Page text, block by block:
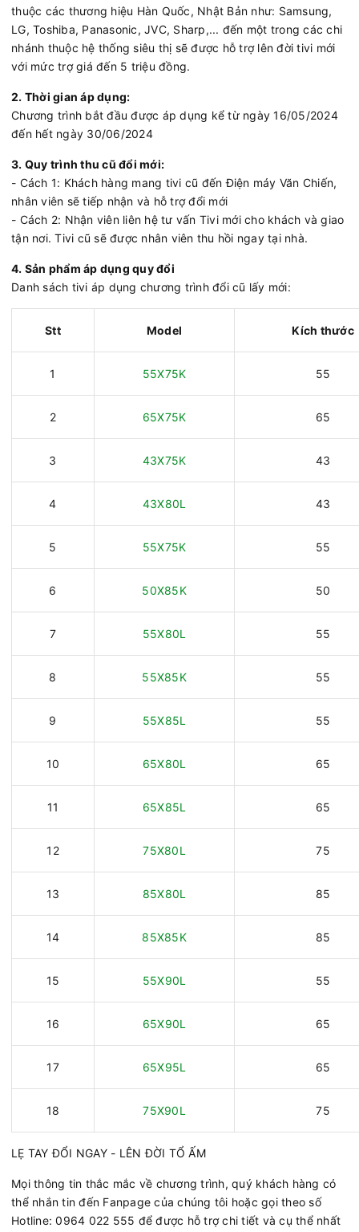
thuộc các thương hiệu Hàn Quốc, Nhật Bản như: Samsung,
LG, Toshiba, Panasonic, JVC, Sharp,... đến một trong các chi
nhánh thuộc hệ thống siêu thị sẽ được hỗ trợ lên đời tivi mới
với mức trợ giá đến 5 triệu đồng.
2. Thời gian áp dụng:
Chương trình bắt đầu được áp dụng kể từ ngày 16/05/2024
đến hết ngày 30/06/2024
3. Quy trình thu cũ đổi mới:
- Cách 1: Khách hàng mang tivi cũ đến Điện máy Văn Chiến,
nhân viên sẽ tiếp nhận và hỗ trợ đổi mới
- Cách 2: Nhận viên liên hệ tư vấn Tivi mới cho khách và giao
tận nơi. Tivi cũ sẽ được nhân viên thu hồi ngay tại nhà.
4. Sản phẩm áp dụng quy đổi
Danh sách tivi áp dụng chương trình đổi cũ lấy mới:
Stt Model Kích thước
1 55X75K 55
2 65X75K 65
3 43X75K 43
4 43X80L 43
5 55X75K 55
6 50X85K 50
7 55X80L 55
8 55X85K 55
9 55X85L 55
10 65X80L 65
11 65X85L 65
12 75X80L 75
13 85X80L 85
14 85X85K 85
15 55X90L 55
16 65X90L 65
17 65X95L 65
18 75X90L 75
LẸ TAY ĐỔI NGAY - LÊN ĐỜI TỔ ẤM ️
Mọi thông tin thắc mắc về chương trình, quý khách hàng có
thể nhắn tin đến Fanpage của chúng tôi hoặc gọi theo số
Hotline: 0964 022 555 để được hỗ trợ chi tiết và cụ thể nhất